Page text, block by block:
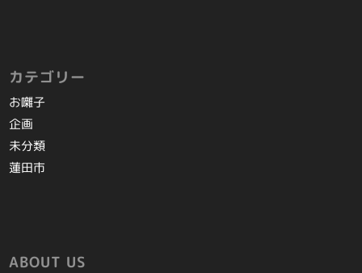
カテゴリー
お囃子
企画
未分類
蓮田市
ABOUT US